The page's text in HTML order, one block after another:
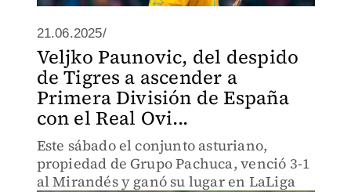
21.06.2025/
Veljko Paunovic, del despido
de Tigres a ascender a
Primera División de España
con el Real Ovi...
Este sábado el conjunto asturiano,
propiedad de Grupo Pachuca, venció 3-1
al Mirandés y ganó su lugar en LaLiga